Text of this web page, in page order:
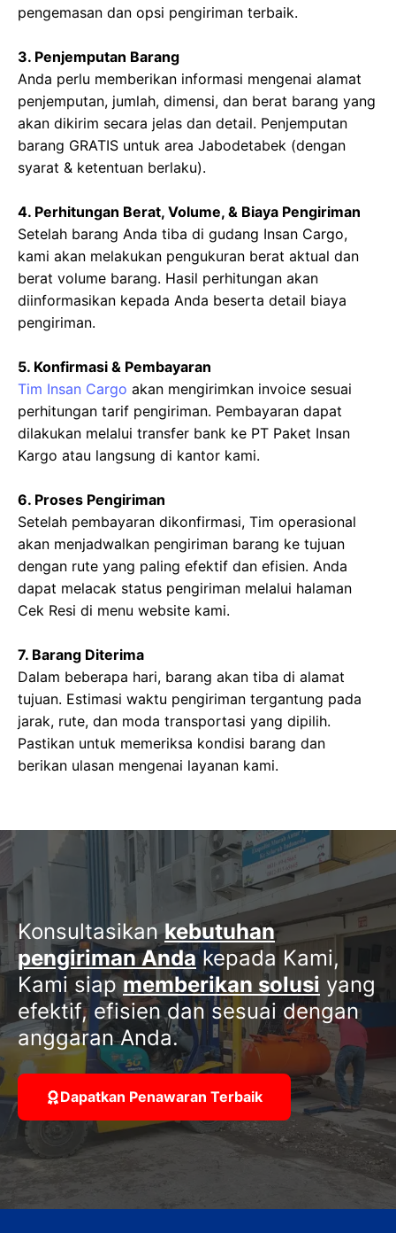
pengemasan dan opsi pengiriman terbaik.
3. Penjemputan Barang
Anda perlu memberikan informasi mengenai alamat
penjemputan, jumlah, dimensi, dan berat barang yang
akan dikirim secara jelas dan detail. Penjemputan
barang GRATIS untuk area Jabodetabek (dengan
syarat & ketentuan berlaku).
4. Perhitungan Berat, Volume, & Biaya Pengiriman
Setelah barang Anda tiba di gudang Insan Cargo,
kami akan melakukan pengukuran berat aktual dan
berat volume barang. Hasil perhitungan akan
diinformasikan kepada Anda beserta detail biaya
pengiriman.
5. Konfirmasi & Pembayaran
Tim Insan Cargo akan mengirimkan invoice sesuai
perhitungan tarif pengiriman. Pembayaran dapat
dilakukan melalui transfer bank ke PT Paket Insan
Kargo atau langsung di kantor kami.
6. Proses Pengiriman
Setelah pembayaran dikonfirmasi, Tim operasional
akan menjadwalkan pengiriman barang ke tujuan
dengan rute yang paling efektif dan efisien. Anda
dapat melacak status pengiriman melalui halaman
Cek Resi di menu website kami.
7. Barang Diterima
Dalam beberapa hari, barang akan tiba di alamat
tujuan. Estimasi waktu pengiriman tergantung pada
jarak, rute, dan moda transportasi yang dipilih.
Pastikan untuk memeriksa kondisi barang dan
berikan ulasan mengenai layanan kami.
Konsultasikankebutuhan
pengiriman Andakepada Kami,
Kami siapmemberikan solusi yang
efektif, efisien dan sesuai dengan
anggaran Anda.
Dapatkan Penawaran Terbaik